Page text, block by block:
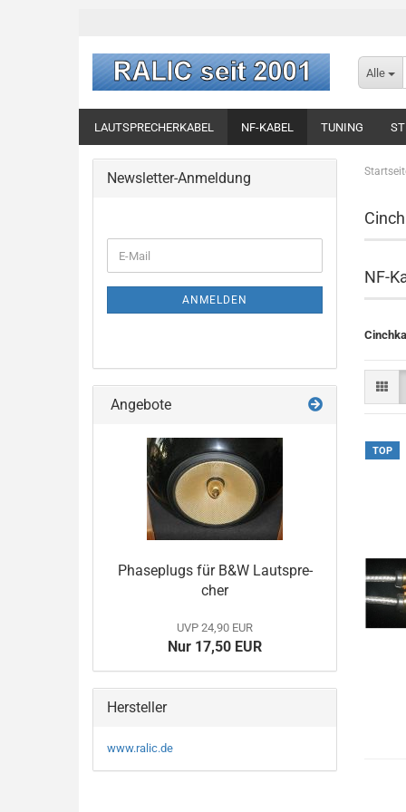
Alle
LAUTSPRECHERKABEL NF-KABEL TUNING
NF-
TOP
Newsletter-Anmeldung
ANMELDEN
Angebote
Pha­sep­lugs für B&W Laut­spre­
cher
UVP 24,90 EUR
Nur 17,50 EUR
Hersteller
www.ralic.de